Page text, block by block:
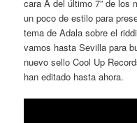
cara A del último 7” de los
un poco de estilo para
tema de Adala sobre el
vamos hasta Sevilla para
nuevo sello Cool Up
han editado hasta ahora.